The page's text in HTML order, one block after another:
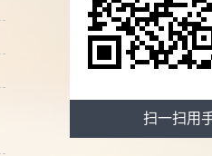
扫一扫用